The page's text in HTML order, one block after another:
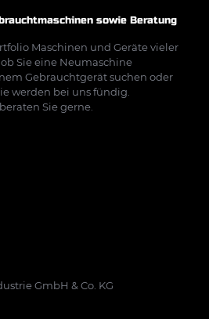
sowie Beratung
Maschinen und Geräte vieler
Sie eine Neumaschine
Gebrauchtgerät suchen oder
werden bei uns fündig.
Sie gerne.
GmbH & Co. KG